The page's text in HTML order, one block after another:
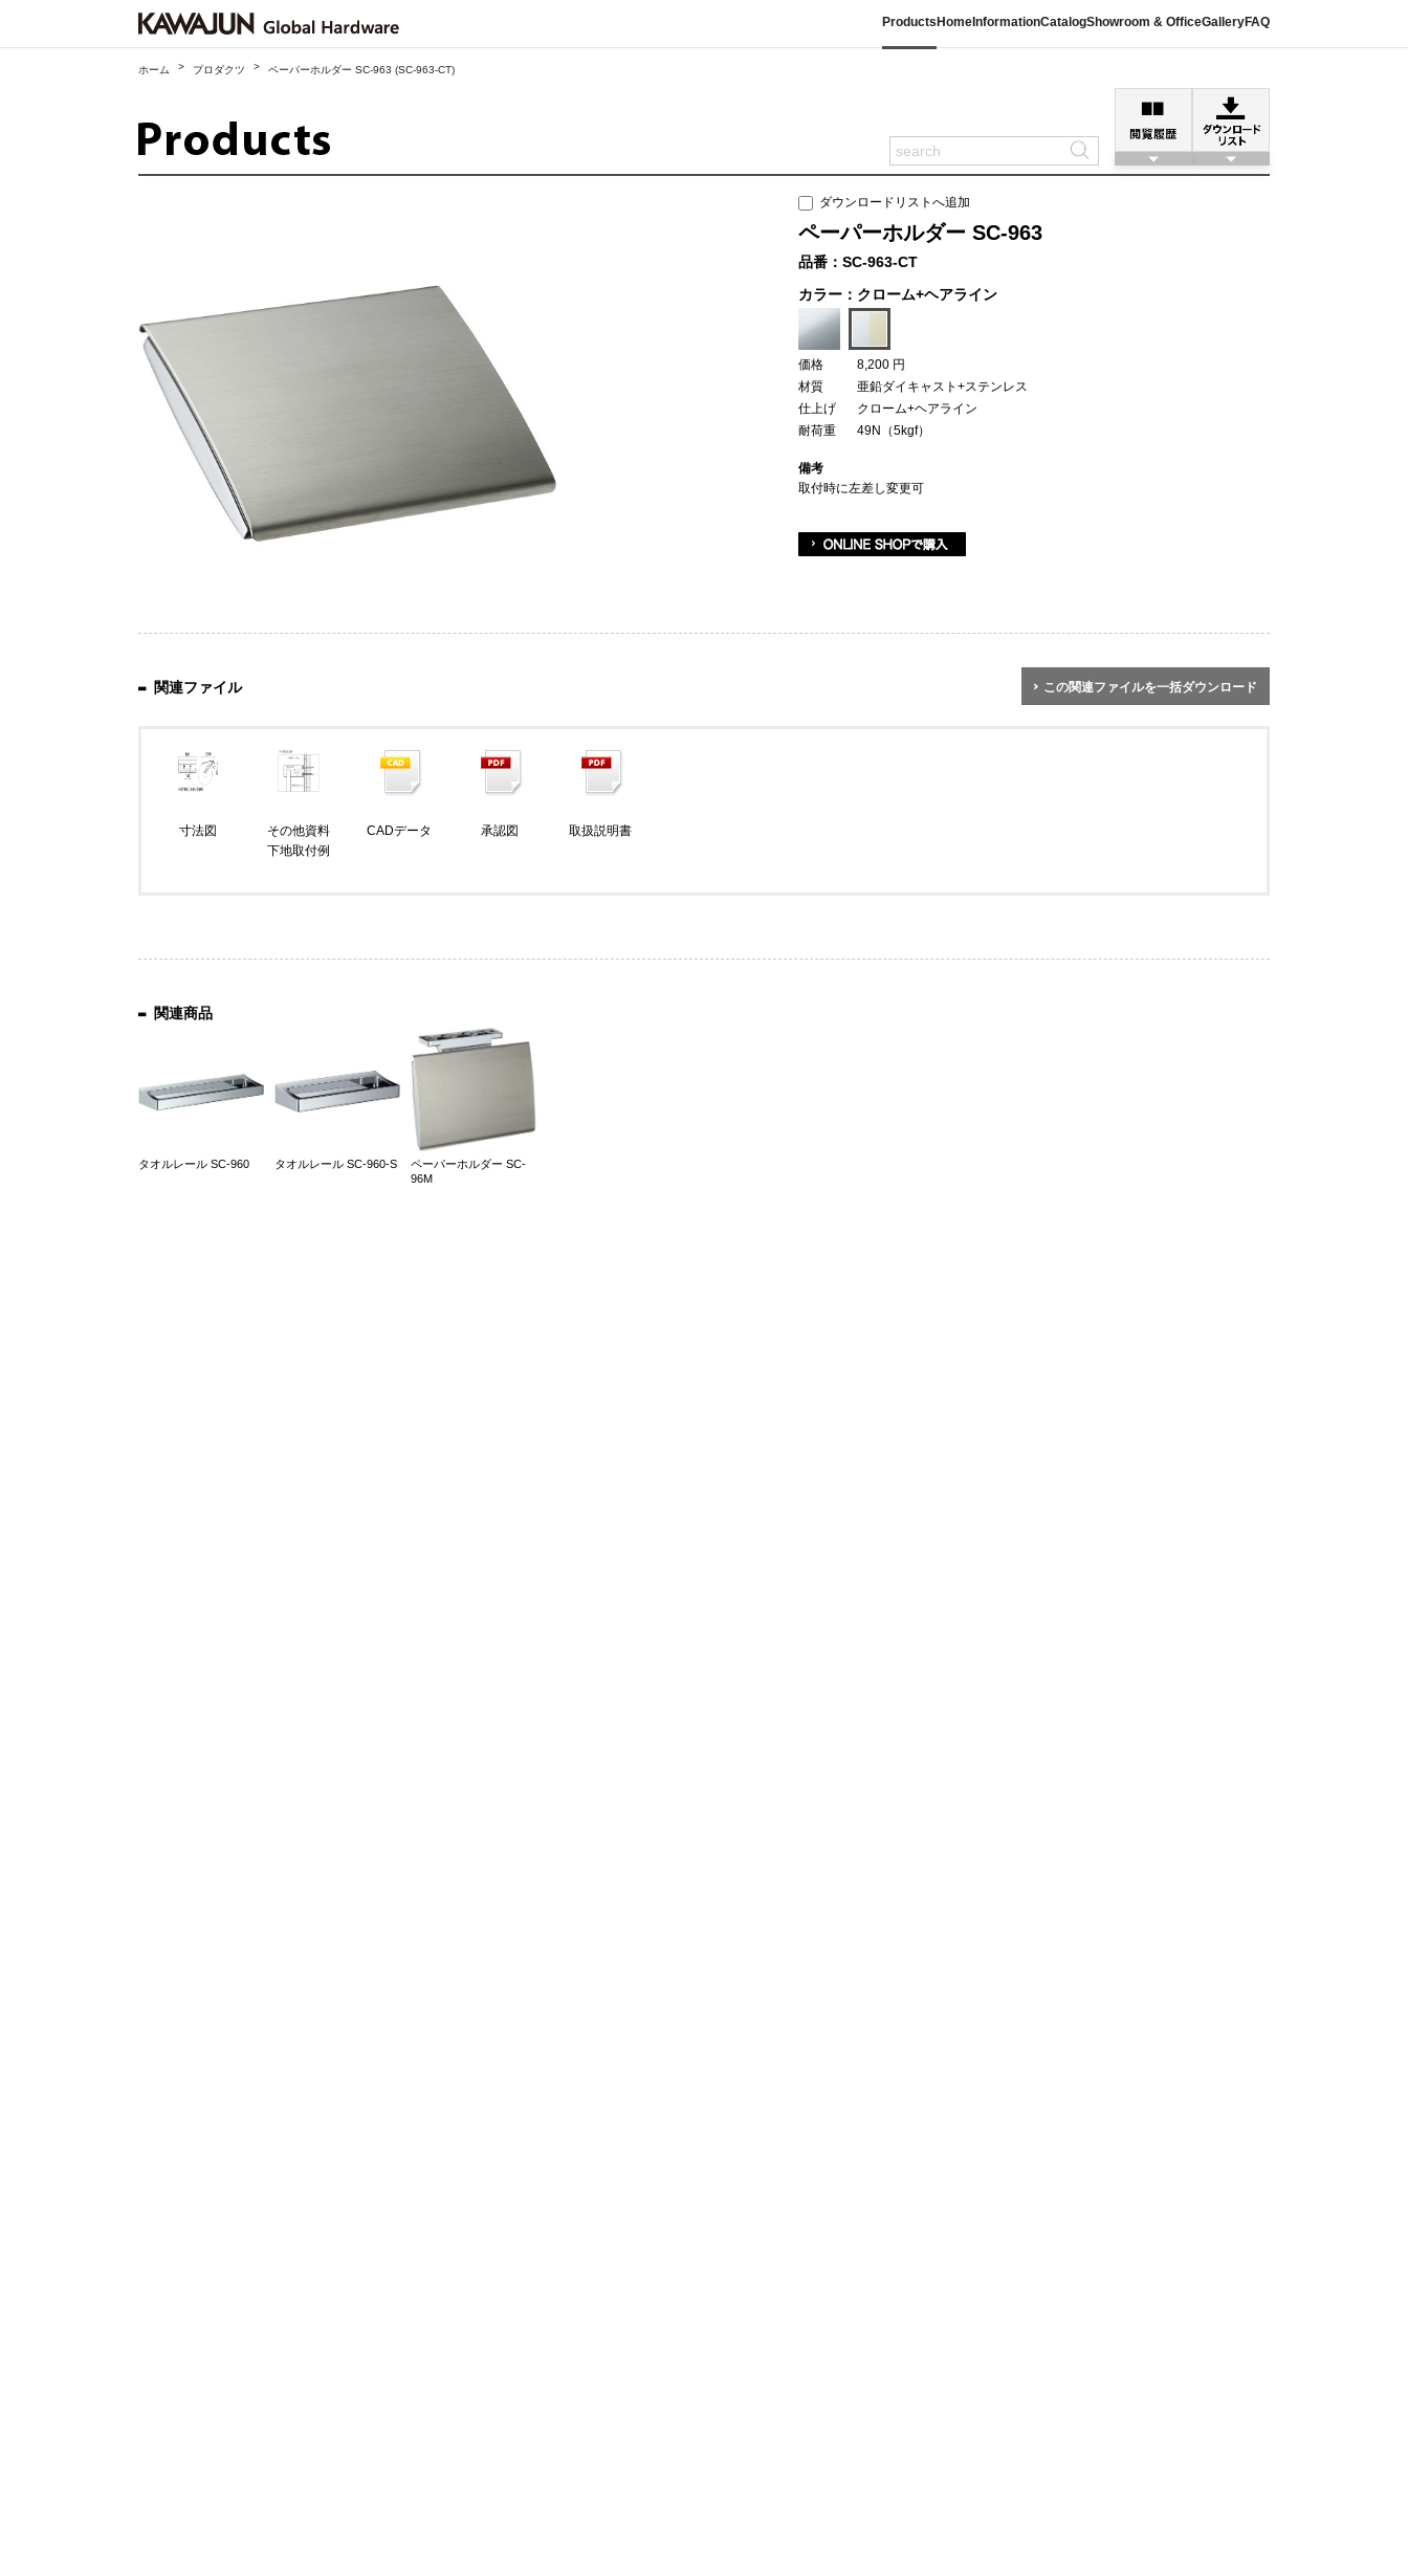
Products Home InformationCatalogShowroom & OfficeGalleryFAQ
ホーム > プロダクツ > ペーパーホルダー SC-963 (SC-963-CT)
ダウンロードリストへ追加
ペーパーホルダー SC-963
品番：SC-963-CT
カラー：クローム+ヘアライン
価格
8,200 円
材質
亜鉛ダイキャスト+ステンレス
仕上げ
クローム+ヘアライン
耐荷重
49N（5kgf）
備考
取付時に左差し変更可
関連ファイル この関連ファイルを一括ダウンロード
寸法図
その他資料
下地取付例
CADデータ 承認図 取扱説明書
関連商品
タオルレール SC-960 タオルレール SC-960-S
ペーパーホルダー SC-
96M